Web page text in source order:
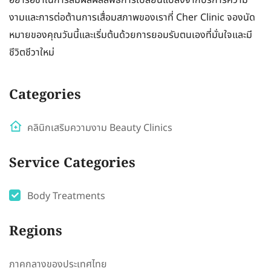
งามและการต่อต้านการเสื่อมสภาพของเราที่ Cher Clinic จองนัด
หมายของคุณวันนี้และเริ่มต้นด้วยการยอมรับตนเองที่มั่นใจและมี
ชีวิตชีวาใหม่
Categories
คลินิกเสริมความงาม Beauty Clinics
Service Categories
Body Treatments
Regions
ภาคกลางของประเทศไทย